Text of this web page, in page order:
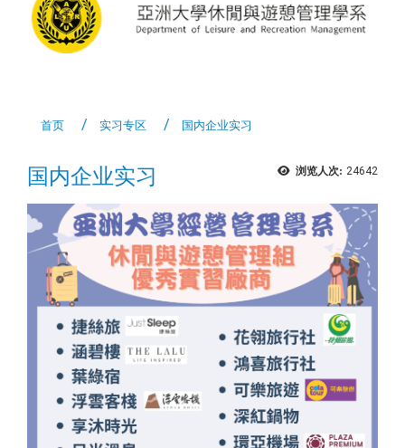
首页 实习专区 国内企业实习
浏览人次: 24642
国内企业实习